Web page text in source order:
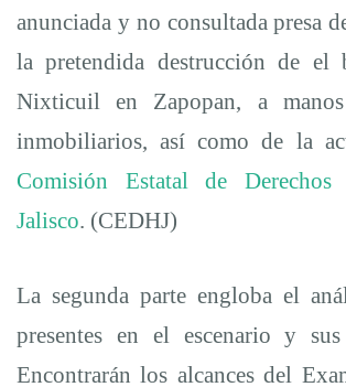
anunciada y no consultada presa
la pretendida destrucción de el
Nixticuil en Zapopan, a
inmobiliarios, así como de la
Comisión Estatal de Derechos
Jalisco. (CEDHJ)
La segunda parte engloba el
presentes en el escenario y sus
Encontrarán los alcances del